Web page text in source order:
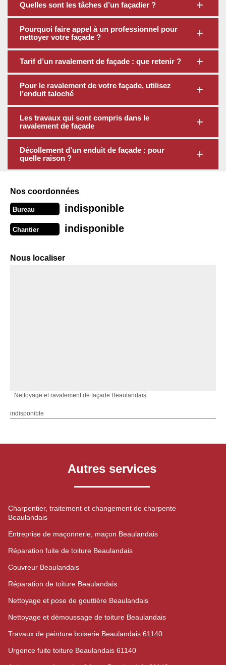
Quelles sont les tâches d’un façadier ?
Pourquoi faire appel à un professionnel pour
nettoyer votre façade ?
Tarif d’un ravalement de façade : que retenir ?
Pour le ravalement de votre façade, utilisez
l’enduit taloché
Les travaux qui sont compris dans le
ravalement de façade
Décollement d’un enduit de façade : pour
quelle raison ?
Nos coordonnées
Bureau indisponible
Chantier indisponible
Nous localiser
Nettoyage et ravalement de façade Beaulandais
indisponible
Autres services
Charpentier, traitement et changement de charpente
Beaulandais
Entreprise de maçonnerie, maçon Beaulandais
Réparation fuite de toiture Beaulandais
Couvreur Beaulandais
Réparation de toiture Beaulandais
Nettoyage et pose de gouttière Beaulandais
Nettoyage et démoussage de toiture Beaulandais
Travaux de peinture boiserie Beaulandais 61140
Urgence fuite toiture Beaulandais 61140